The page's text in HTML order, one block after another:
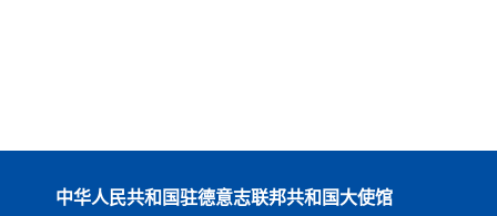
中华人民共和国驻德意志联邦共和国大使馆